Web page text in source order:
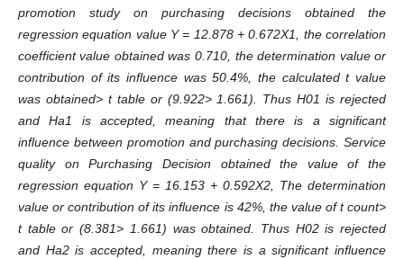
promotion study on purchasing decisions obtained the
regression equation value Y = 12.878 + 0.672X1, the correlation
coefficient value obtained was 0.710, the determination value or
contribution of its influence was 50.4%, the calculated t value
was obtained> t table or (9.922> 1.661). Thus H01 is rejected
and Ha1 is accepted, meaning that there is a significant
influence between promotion and purchasing decisions. Service
quality on Purchasing Decision obtained the value of the
regression equation Y = 16.153 + 0.592X2, The determination
value or contribution of its influence is 42%, the value of t count>
t table or (8.381> 1.661) was obtained. Thus H02 is rejected
and Ha2 is accepted, meaning there is a significant influence